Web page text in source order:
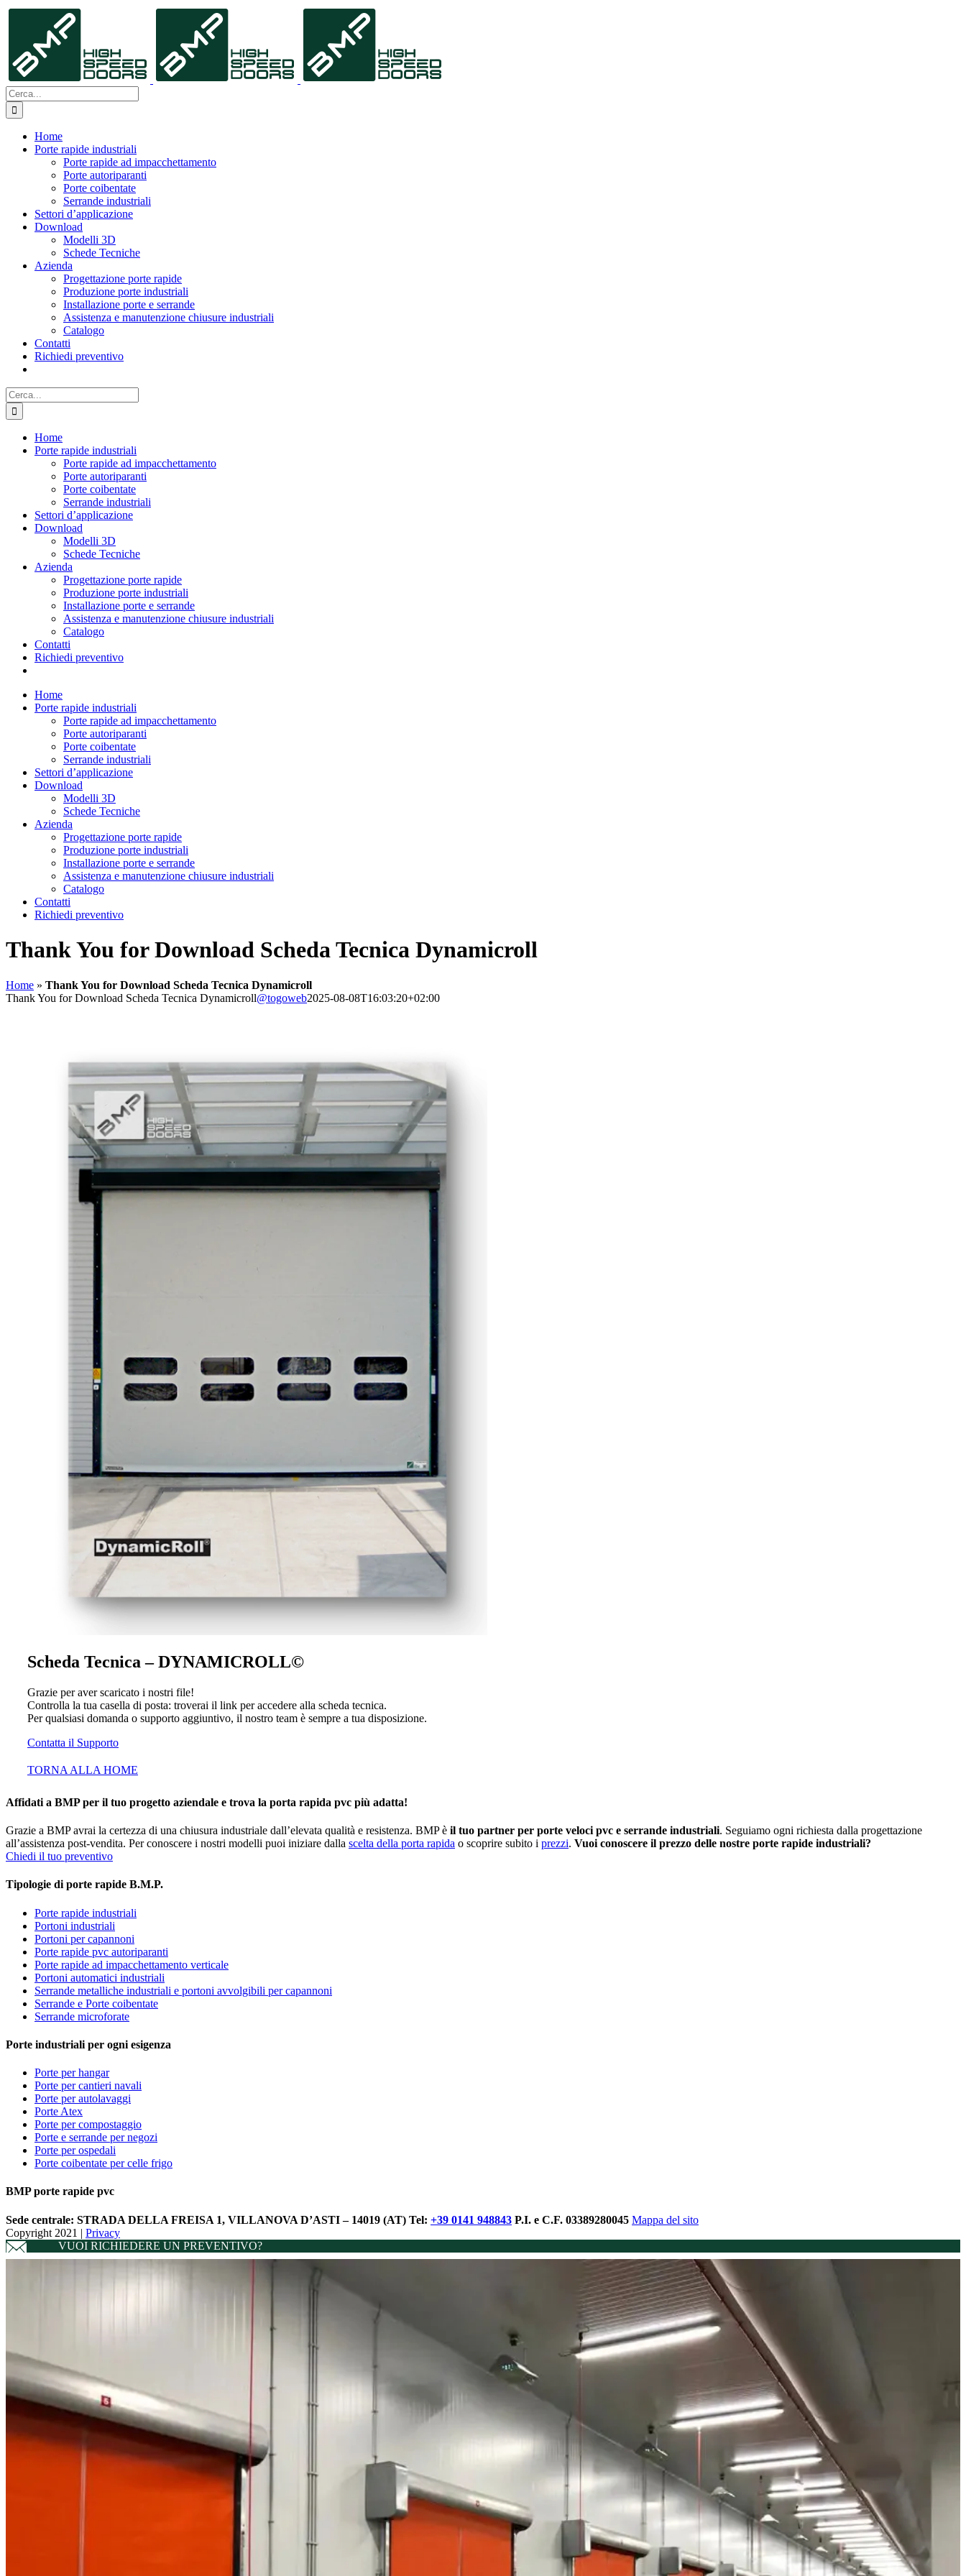
Salta
contenuto
Cerca
per:
Home
Porte rapide industriali
Porte rapide ad impacchettamento
Porte autoriparanti
Porte coibentate
Serrande industriali
Settori d’applicazione
Download
Modelli 3D
Schede Tecniche
Azienda
Progettazione porte rapide
Produzione porte industriali
Installazione porte e serrande
Assistenza e manutenzione chiusure industriali
Catalogo
Contatti
Richiedi preventivo
Cerca
per:
Home
Porte rapide industriali
Porte rapide ad impacchettamento
Porte autoriparanti
Porte coibentate
Serrande industriali
Settori d’applicazione
Download
Modelli 3D
Schede Tecniche
Azienda
Progettazione porte rapide
Produzione porte industriali
Installazione porte e serrande
Assistenza e manutenzione chiusure industriali
Catalogo
Contatti
Richiedi preventivo
Home
Porte rapide industriali
Porte rapide ad impacchettamento
Porte autoriparanti
Porte coibentate
Serrande industriali
Settori d’applicazione
Download
Modelli 3D
Schede Tecniche
Azienda
Progettazione porte rapide
Produzione porte industriali
Installazione porte e serrande
Assistenza e manutenzione chiusure industriali
Catalogo
Contatti
Richiedi preventivo
Thank You for Download Scheda Tecnica Dynamicroll
Home » Thank You for Download Scheda Tecnica Dynamicroll
Thank You for Download Scheda Tecnica Dynamicroll@togoweb2025-08-08T16:03:20+02:00
Scheda Tecnica – DYNAMICROLL©
Grazie per aver scaricato i nostri file!
Controlla la tua casella di posta: troverai il link per accedere alla scheda tecnica.
Per qualsiasi domanda o supporto aggiuntivo, il nostro team è sempre a tua disposizione.
Contatta il Supporto
TORNA ALLA HOME
Affidati a BMP per il tuo progetto aziendale e trova la porta rapida pvc più adatta!
Grazie a BMP avrai la certezza di una chiusura industriale dall’elevata qualità e resistenza. BMP è il tuo partner per porte veloci pvc e serrande industriali. Seguiamo ogni richiesta dalla progettazione
all’assistenza post-vendita. Per conoscere i nostri modelli puoi iniziare dalla scelta della porta rapida o scoprire subito i prezzi. Vuoi conoscere il prezzo delle nostre porte rapide industriali?
Chiedi il tuo preventivo
Tipologie di porte rapide B.M.P.
Porte rapide industriali
Portoni industriali
Portoni per capannoni
Porte rapide pvc autoriparanti
Porte rapide ad impacchettamento verticale
Portoni automatici industriali
Serrande metalliche industriali e portoni avvolgibili per capannoni
Serrande e Porte coibentate
Serrande microforate
Porte industriali per ogni esigenza
Porte per hangar
Porte per cantieri navali
Porte per autolavaggi
Porte Atex
Porte per compostaggio
Porte e serrande per negozi
Porte per ospedali
Porte coibentate per celle frigo
BMP porte rapide pvc
Sede centrale: STRADA DELLA FREISA 1, VILLANOVA D’ASTI – 14019 (AT) Tel: +39 0141 948843 P.I. e C.F. 03389280045 Mappa del sito
Copyright 2021 | Privacy
VUOI RICHIEDERE UN PREVENTIVO?